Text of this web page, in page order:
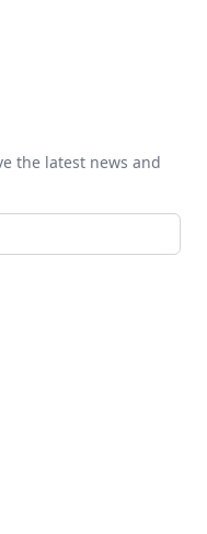
the latest news and